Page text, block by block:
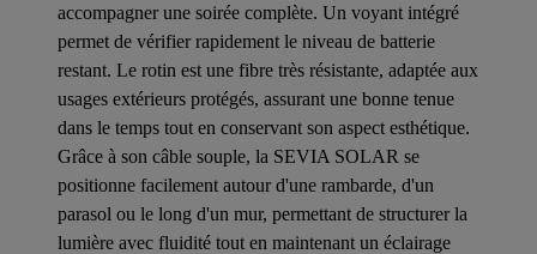
accompagner une soirée complète. Un voyant intégré
permet de vérifier rapidement le niveau de batterie
restant. Le rotin est une fibre très résistante, adaptée aux
usages extérieurs protégés, assurant une bonne tenue
dans le temps tout en conservant son aspect esthétique.
Grâce à son câble souple, la SEVIA SOLAR se
positionne facilement autour d'une rambarde, d'un
parasol ou le long d'un mur, permettant de structurer la
lumière avec fluidité tout en maintenant un éclairage